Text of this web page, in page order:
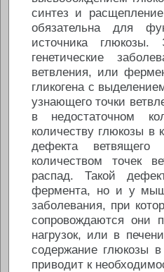
синтез и расщепление
обязательна для
источника глюкозы.
генетические
ветвления, или
гликогена с
узнающего точки
в недостаточном
количеству глюкозы
дефекта
количеством точек
распад. Такой
фермента, но и у
заболевания, при
сопровождаются они
нагрузок, или в
содержание глюкозы
приводит к